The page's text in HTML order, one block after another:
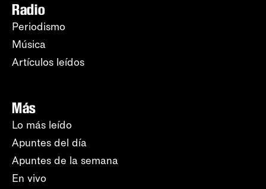
Radio
Periodismo
Música
Artículos leídos
Más
Lo más leído
Apuntes del día
Apuntes de la semana
En vivo